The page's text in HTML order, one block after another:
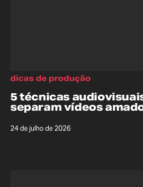
5 técnicas
separam vídeos
24 de julho de 2026
dicas de produção